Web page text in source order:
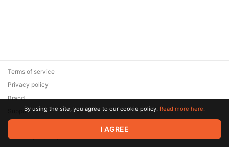
© 2026 Zaya Solutions Limited. All rights reserved. All trademarks
are the property of their respective owners.
Terms of service
Privacy policy
Brand
SupportBy using the site, you agree to our cookie policy. Read more here.
I AGREE